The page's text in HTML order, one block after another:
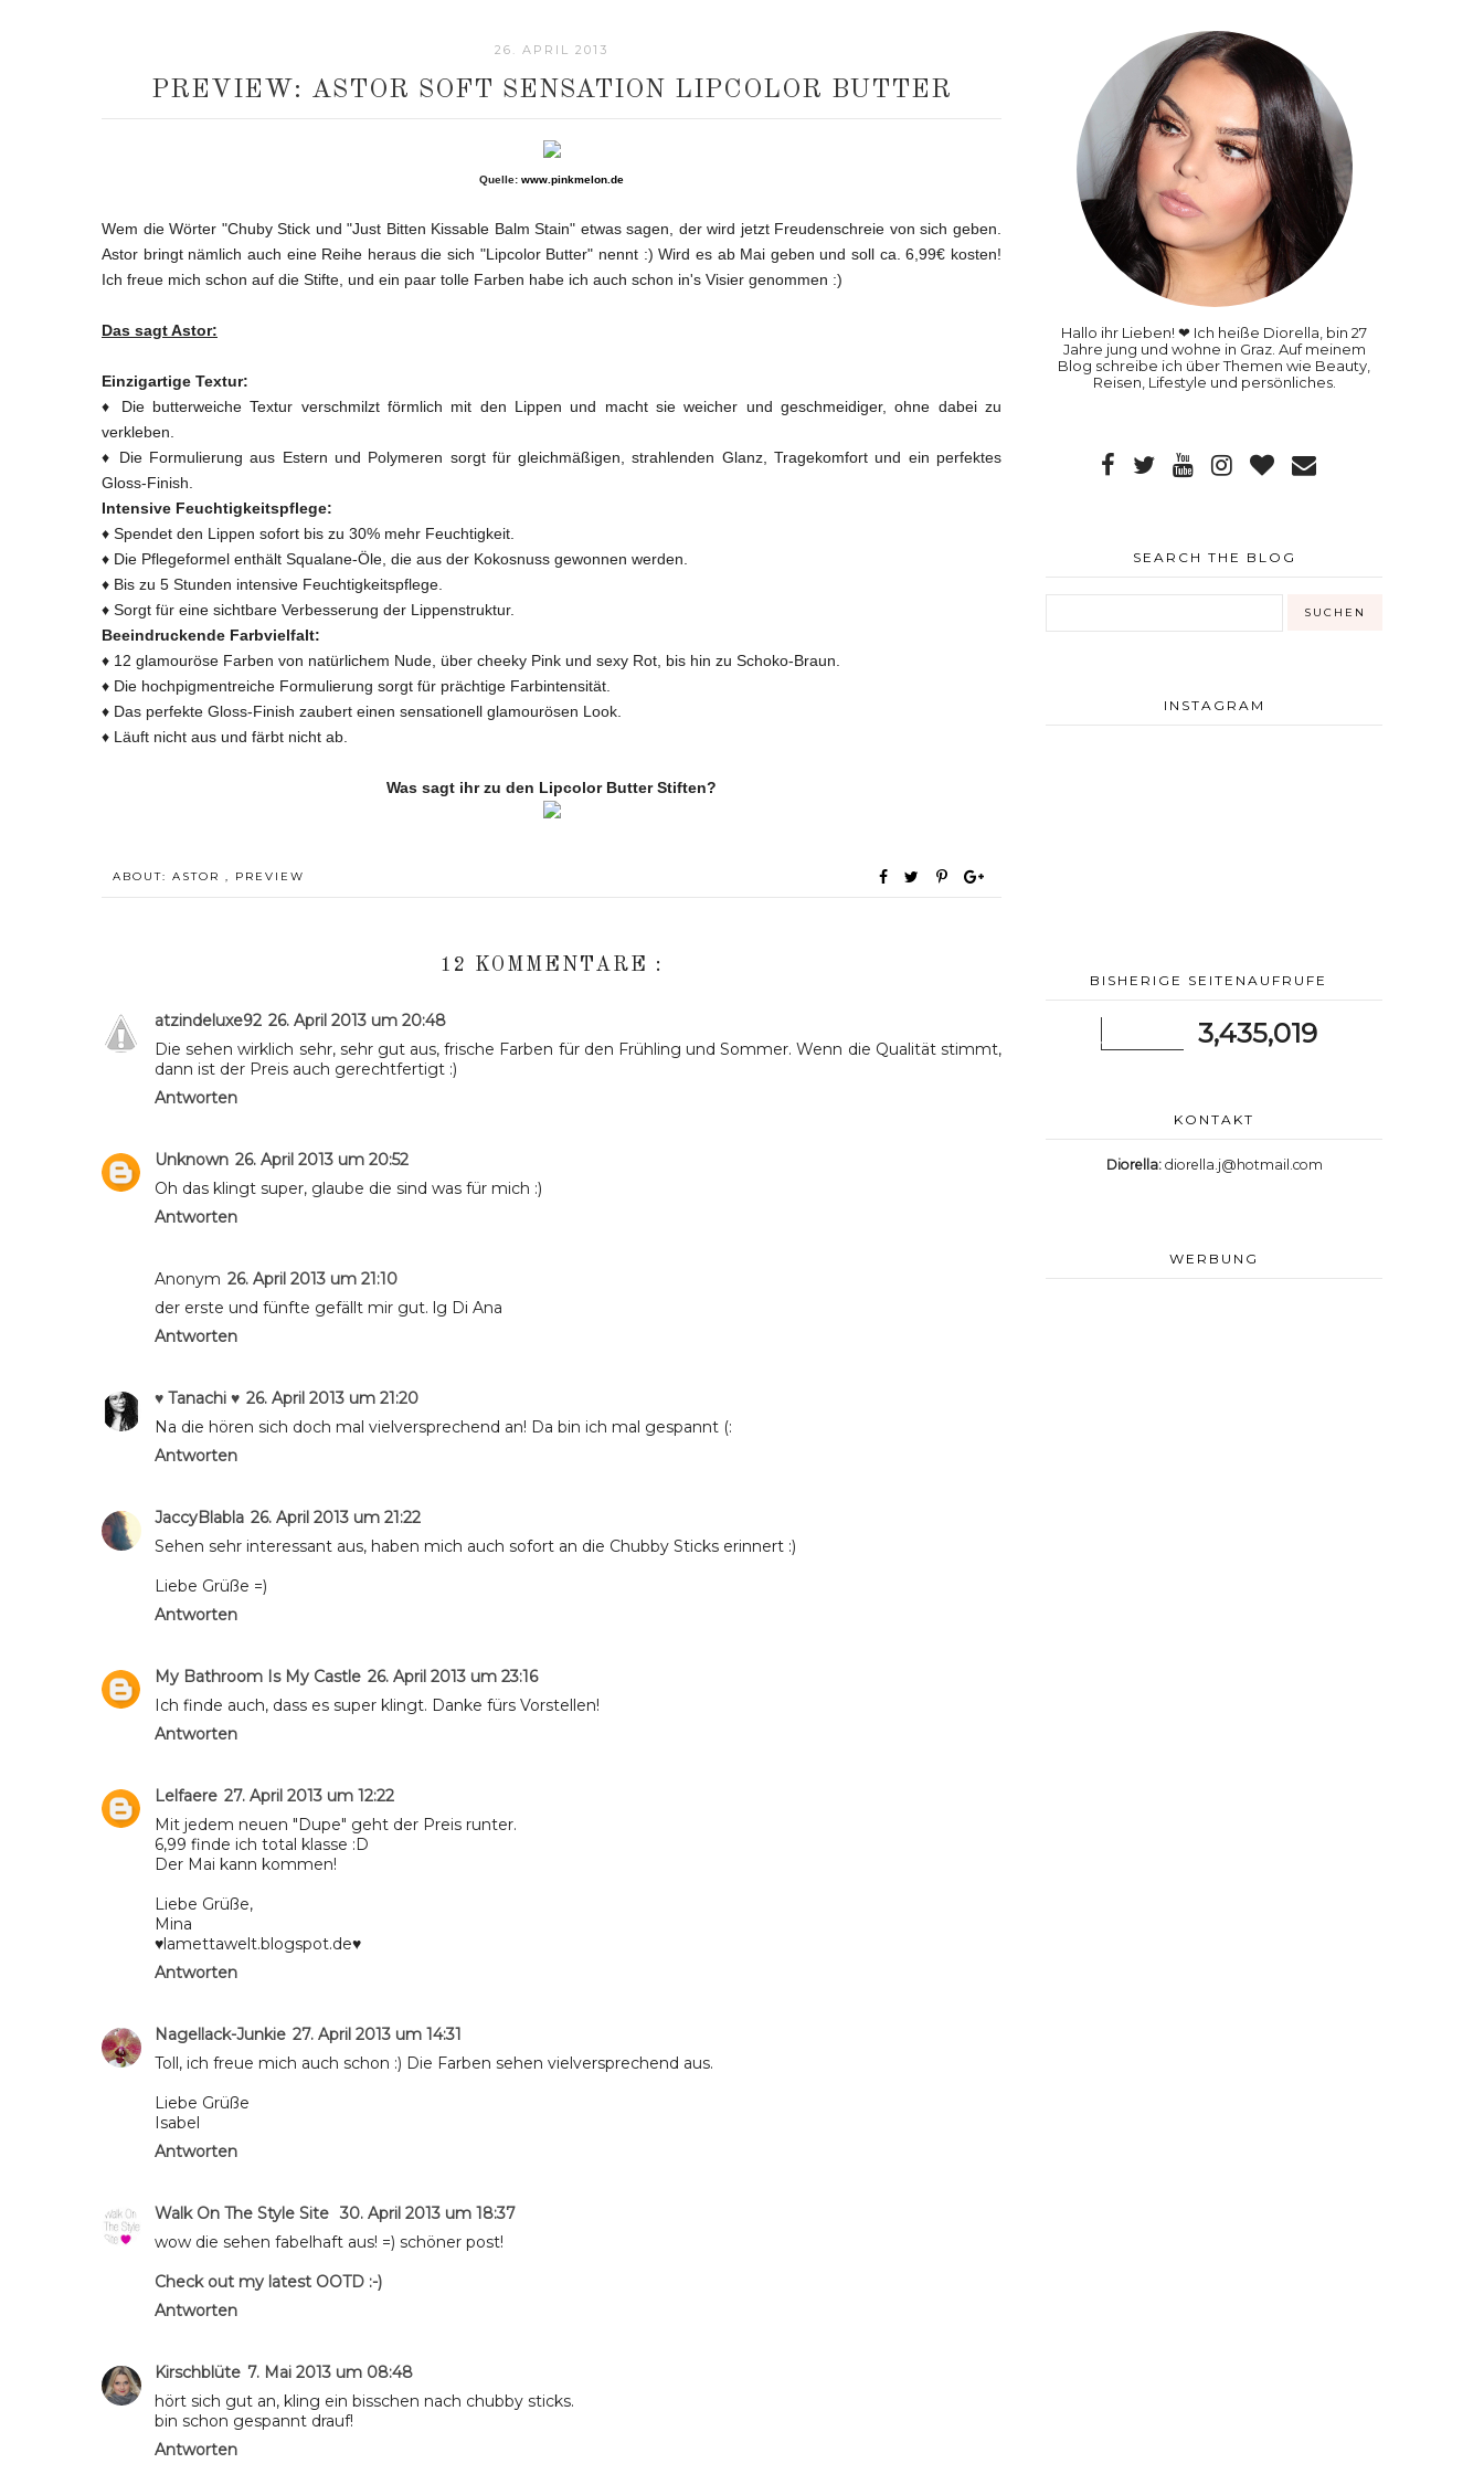
26. APRIL 2013
PREVIEW: ASTOR SOFT SENSATION LIPCOLOR BUTTER
Quelle: www.pinkmelon.de
Wem die Wörter "Chuby Stick und "Just Bitten Kissable Balm Stain" etwas sagen, der wird jetzt Freudenschreie von sich geben.
Astor bringt nämlich auch eine Reihe heraus die sich "Lipcolor Butter" nennt :) Wird es ab Mai geben und soll ca. 6,99€ kosten!
Ich freue mich schon auf die Stifte, und ein paar tolle Farben habe ich auch schon in's Visier genommen :)
Das sagt Astor:
Einzigartige Textur:
♦ Die butterweiche Textur verschmilzt förmlich mit den Lippen und macht sie weicher und geschmeidiger, ohne dabei zu
verkleben.
♦ Die Formulierung aus Estern und Polymeren sorgt für gleichmäßigen, strahlenden Glanz, Tragekomfort und ein perfektes
Gloss-Finish.
Intensive Feuchtigkeitspflege:
♦ Spendet den Lippen sofort bis zu 30% mehr Feuchtigkeit.
♦ Die Pflegeformel enthält Squalane-Öle, die aus der Kokosnuss gewonnen werden.
♦ Bis zu 5 Stunden intensive Feuchtigkeitspflege.
♦ Sorgt für eine sichtbare Verbesserung der Lippenstruktur.
Beeindruckende Farbvielfalt:
♦ 12 glamouröse Farben von natürlichem Nude, über cheeky Pink und sexy Rot, bis hin zu Schoko-Braun.
♦ Die hochpigmentreiche Formulierung sorgt für prächtige Farbintensität.
♦ Das perfekte Gloss-Finish zaubert einen sensationell glamourösen Look.
♦ Läuft nicht aus und färbt nicht ab.
Was sagt ihr zu den Lipcolor Butter Stiften?
ABOUT: ASTOR , PREVIEW
12 KOMMENTARE :
atzindeluxe92 26. April 2013 um 20:48
Die sehen wirklich sehr, sehr gut aus, frische Farben für den Frühling und Sommer. Wenn die Qualität stimmt,
dann ist der Preis auch gerechtfertigt :)
Antworten
Unknown 26. April 2013 um 20:52
Oh das klingt super, glaube die sind was für mich :)
Antworten
Anonym 26. April 2013 um 21:10
der erste und fünfte gefällt mir gut. lg Di Ana
Antworten
♥ Tanachi ♥ 26. April 2013 um 21:20
Na die hören sich doch mal vielversprechend an! Da bin ich mal gespannt (:
Antworten
JaccyBlabla 26. April 2013 um 21:22
Sehen sehr interessant aus, haben mich auch sofort an die Chubby Sticks erinnert :)
Liebe Grüße =)
Antworten
My Bathroom Is My Castle 26. April 2013 um 23:16
Ich finde auch, dass es super klingt. Danke fürs Vorstellen!
Antworten
Lelfaere 27. April 2013 um 12:22
Mit jedem neuen "Dupe" geht der Preis runter.
6,99 finde ich total klasse :D
Der Mai kann kommen!
Liebe Grüße,
Mina
♥lamettawelt.blogspot.de♥
Antworten
Nagellack-Junkie 27. April 2013 um 14:31
Toll, ich freue mich auch schon :) Die Farben sehen vielversprechend aus.
Liebe Grüße
Isabel
Antworten
Walk On The Style Site 30. April 2013 um 18:37
wow die sehen fabelhaft aus! =) schöner post!
Check out my latest OOTD :-)
Antworten
Kirschblüte 7. Mai 2013 um 08:48
hört sich gut an, kling ein bisschen nach chubby sticks.
bin schon gespannt drauf!
Antworten
Hallo ihr Lieben! ❤ Ich heiße Diorella, bin 27
Jahre jung und wohne in Graz. Auf meinem
Blog schreibe ich über Themen wie Beauty,
Reisen, Lifestyle und persönliches.
SEARCH THE BLOG
INSTAGRAM
BISHERIGE SEITENAUFRUFE
3,435,019
KONTAKT
Diorella: diorella.j@hotmail.com
WERBUNG